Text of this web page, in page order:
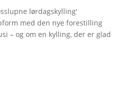
lørdagskylling'
med den nye forestilling
– og om en kylling, der er glad